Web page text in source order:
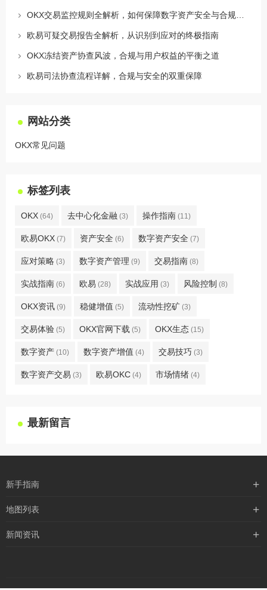
欧易可疑交易报告全解析，从识别到应对的终极指南
OKX冻结资产协查风波，合规与用户权益的平衡之道
欧易司法协查流程详解，合规与安全的双重保障
网站分类
OKX常见问题
标签列表
OKX (64) 去中心化金融 (3) 操作指南 (11)
欧易OKX (7) 资产安全 (6) 数字资产安全 (7)
应对策略 (3) 数字资产管理 (9) 交易指南 (8)
实战指南 (6) 欧易 (28) 实战应用 (3) 风险控制 (8)
OKX资讯 (9) 稳健增值 (5) 流动性挖矿 (3)
交易体验 (5) OKX官网下载 (5) OKX生态 (15)
数字资产 (10) 数字资产增值 (4) 交易技巧 (3)
数字资产交易 (3) 欧易OKC (4) 市场情绪 (4)
最新留言
新手指南
购买流程
地图列表
最新文章
robots
新闻资讯